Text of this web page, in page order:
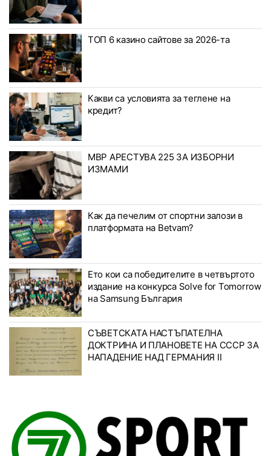
ТОП 6 казино сайтове за 2026-та
Какви са условията за теглене на
кредит?
МВР АРЕСТУВА 225 ЗА ИЗБОРНИ
ИЗМАМИ
Как да печелим от спортни залози в
платформата на Betvam?
Ето кои са победителите в четвъртото
издание на конкурса Solve for Tomorrow
на Samsung България
СЪВЕТСКАТА НАСТЪПАТЕЛНА
ДОКТРИНА И ПЛАНОВЕТЕ НА СССР ЗА
НАПАДЕНИЕ НАД ГЕРМАНИЯ II